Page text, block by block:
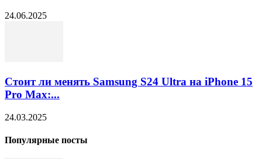
24.06.2025
Стоит ли менять Samsung S24 Ultra на iPhone 15
Pro Max:...
24.03.2025
Популярные посты